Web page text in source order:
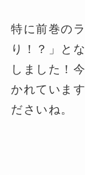
特に前巻の
り！？」と
しました！
かれていま
ださいね。